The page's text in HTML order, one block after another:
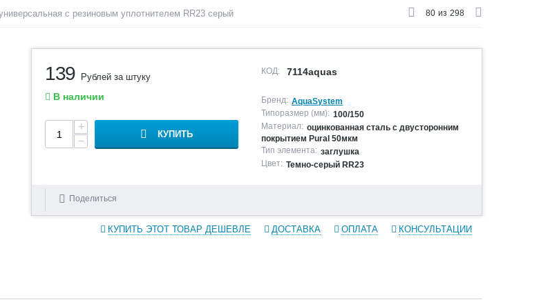
с резиновым уплотнителем RR23 серый 80 из 298
139 Рублей за штуку
В наличии
+
−
КУПИТЬ
КОД: 7114aquas
Бренд: AquaSystem
Типоразмер (мм): 100/150
Материал: оцинкованная сталь с двусторонним
покрытием Pural 50мкм
Тип элемента: заглушка
Цвет: Темно-серый RR23
Поделиться
КУПИТЬ ЭТОТ ТОВАР ДЕШЕВЛЕ ДОСТАВКА ОПЛАТА КОНСУЛЬТАЦИИ